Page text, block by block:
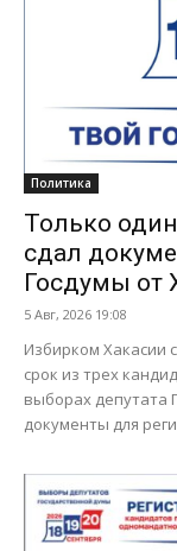
Политика
Только
сдал
Госдумы от
5 Авг, 2026 19:08
Избирком Хакасии
срок из трех
выборах депутата
документы для